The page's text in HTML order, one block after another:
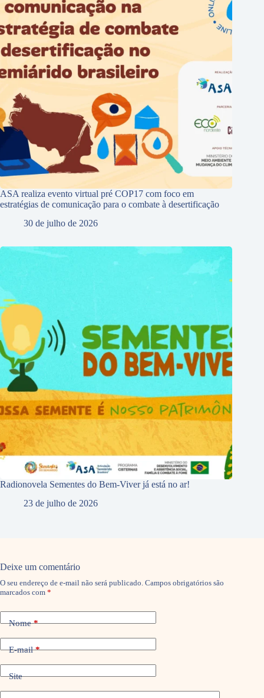
ASA realiza evento virtual pré COP17 com foco em
estratégias de comunicação para o combate à desertificação
30 de julho de 2026
Radionovela Sementes do Bem-Viver já está no ar!
23 de julho de 2026
Deixe um comentário
O seu endereço de e-mail não será publicado. Campos obrigatórios são
marcados com *
Nome*
E-mail*
Site